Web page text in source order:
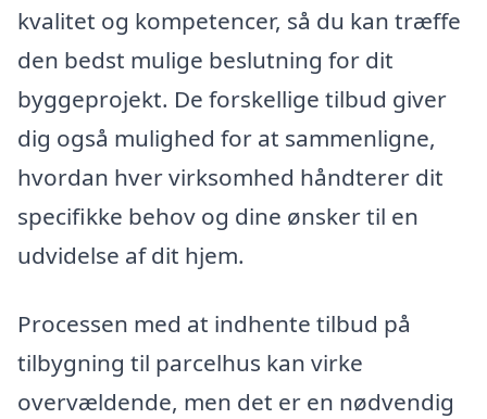
kvalitet og kompetencer, så du kan træffe
den bedst mulige beslutning for dit
byggeprojekt. De forskellige tilbud giver
dig også mulighed for at sammenligne,
hvordan hver virksomhed håndterer dit
specifikke behov og dine ønsker til en
udvidelse af dit hjem.
Processen med at indhente tilbud på
tilbygning til parcelhus kan virke
overvældende, men det er en nødvendig